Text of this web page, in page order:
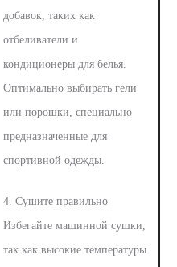
добавок, таких как
отбеливатели и
кондиционеры для белья.
Оптимально выбирать гели
или порошки, специально
предназначенные для
спортивной одежды.
4. Сушите правильно
Избегайте машинной сушки,
так как высокие температуры